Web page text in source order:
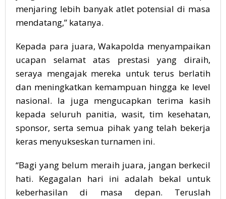
menjaring lebih banyak atlet potensial di masa
mendatang,” katanya.
Kepada para juara, Wakapolda menyampaikan
ucapan selamat atas prestasi yang diraih,
seraya mengajak mereka untuk terus berlatih
dan meningkatkan kemampuan hingga ke level
nasional. Ia juga mengucapkan terima kasih
kepada seluruh panitia, wasit, tim kesehatan,
sponsor, serta semua pihak yang telah bekerja
keras menyukseskan turnamen ini.
“Bagi yang belum meraih juara, jangan berkecil
hati. Kegagalan hari ini adalah bekal untuk
keberhasilan di masa depan. Teruslah